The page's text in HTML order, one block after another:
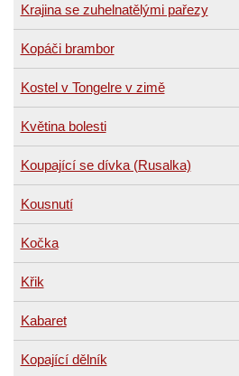
Krajina se zuhelnatělými pařezy
Kopáči brambor
Kostel v Tongelre v zimě
Květina bolesti
Koupající se dívka (Rusalka)
Kousnutí
Kočka
Křik
Kabaret
Kopající dělník